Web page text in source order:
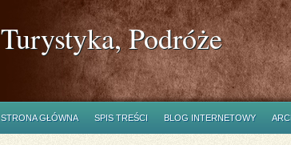
Turystyka, Podróże
STRONA GŁÓWNA SPIS TREŚCI BLOG INTERNETOWY